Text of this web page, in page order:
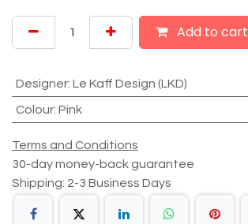
Add to cart
Designer: Le Kaff Design (LKD)
Colour: Pink
Terms and Conditions
30-day money-back guarantee
Shipping: 2-3 Business Days